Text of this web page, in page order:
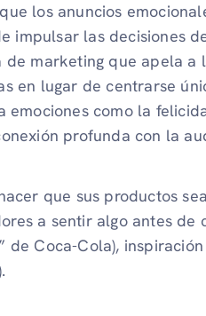
los anuncios
impulsar las decisiones
marketing que apela a
en lugar de centrarse
como la
profunda con la
que sus productos
a sentir algo antes de
Coca-Cola),